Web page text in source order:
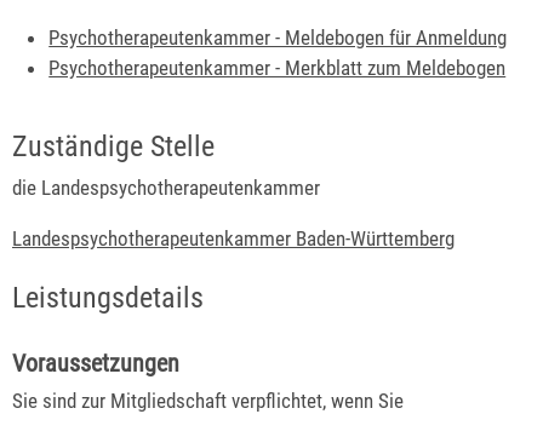
Psychotherapeutenkammer - Meldebogen für Anmeldung
Psychotherapeutenkammer - Merkblatt zum Meldebogen
Zuständige Stelle
die Landespsychotherapeutenkammer
Landespsychotherapeutenkammer Baden-Württemberg
Leistungsdetails
Voraussetzungen
Sie sind zur Mitgliedschaft verpflichtet, wenn Sie